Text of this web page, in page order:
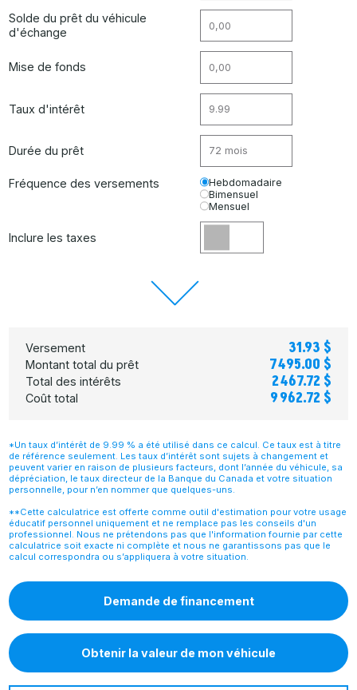
Solde du prêt du véhicule
d'échange
Mise de fonds
Taux d'intérêt
Durée du prêt
Fréquence des versements
Hebdomadaire
Bimensuel
Mensuel
Inclure les taxes
Versement 31.93 $
Montant total du prêt 7 495.00 $
Total des intérêts 2 467.72 $
Coût total 9 962.72 $
*Un taux d’intérêt de 9.99 % a été utilisé dans ce calcul. Ce taux est à titre
de référence seulement. Les taux d’intérêt sont sujets à changement et
peuvent varier en raison de plusieurs facteurs, dont l’année du véhicule, sa
dépréciation, le taux directeur de la Banque du Canada et votre situation
personnelle, pour n’en nommer que quelques-uns.
**Cette calculatrice est offerte comme outil d'estimation pour votre usage
éducatif personnel uniquement et ne remplace pas les conseils d'un
professionnel. Nous ne prétendons pas que l'information fournie par cette
calculatrice soit exacte ni complète et nous ne garantissons pas que le
calcul correspondra ou s’appliquera à votre situation.
Demande de financement
Obtenir la valeur de mon véhicule